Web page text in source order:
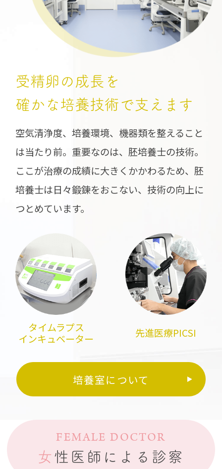
受精卵の成長を
確かな培養技術で支えます
空気清浄度、培養環境、機器類を整えること
は当たり前。重要なのは、胚培養士の技術。
ここが治療の成績に大きくかかわるため、胚
培養士は日々鍛錬をおこない、技術の向上に
つとめています。
タイムラプス
インキュベーター
先進医療PICSI
培養室について
FEMALE DOCTOR
女 性医師による診察